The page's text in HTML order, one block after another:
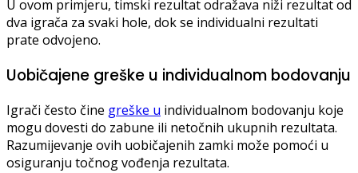
U ovom primjeru, timski rezultat odražava niži rezultat od
dva igrača za svaki hole, dok se individualni rezultati
prate odvojeno.
Uobičajene greške u individualnom bodovanju
Igrači često čine greške u individualnom bodovanju koje
mogu dovesti do zabune ili netočnih ukupnih rezultata.
Razumijevanje ovih uobičajenih zamki može pomoći u
osiguranju točnog vođenja rezultata.